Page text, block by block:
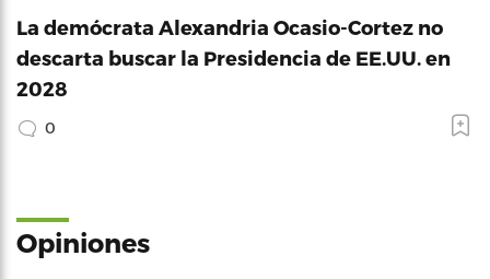
La demócrata Alexandria Ocasio-Cortez no
descarta buscar la Presidencia de EE.UU. en
2028
0
Opiniones